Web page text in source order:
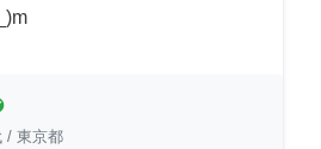
/ 東京都